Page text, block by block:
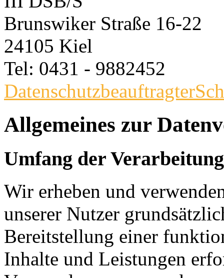
Brunswiker Straße 16-22
24105 Kiel
Tel: 0431 - 9882452
Allgemeines zur
Umfang der
Wir erheben und
unserer Nutzer
Bereitstellung einer
Inhalte und Leistungen